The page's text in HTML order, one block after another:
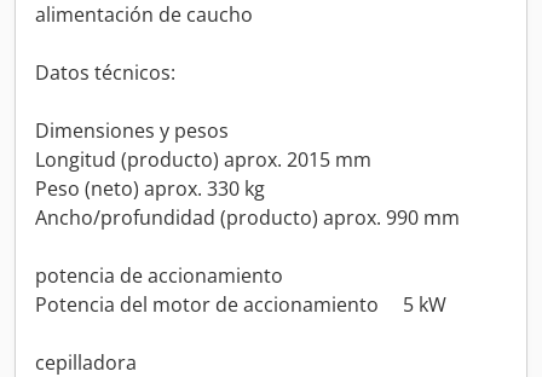
alimentación de caucho
Datos técnicos:
Dimensiones y pesos
Longitud (producto) aprox. 2015 mm
Peso (neto) aprox. 330 kg
Ancho/profundidad (producto) aprox. 990 mm
potencia de accionamiento
Potencia del motor de accionamiento 5 kW
cepilladora